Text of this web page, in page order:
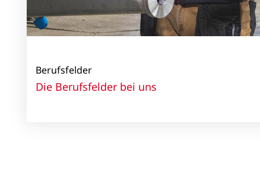
Berufsfelder
Die Berufsfelder bei uns